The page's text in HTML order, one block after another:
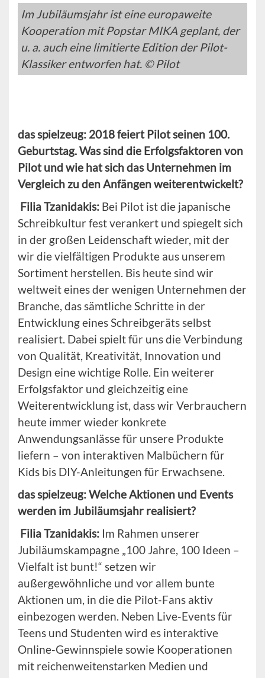
Im Jubiläumsjahr ist eine europaweite
Kooperation mit Popstar MIKA geplant, der
u. a. auch eine limitierte Edition der Pilot-
Klassiker entworfen hat. © Pilot
das spielzeug: 2018 feiert Pilot seinen 100.
Geburtstag. Was sind die Erfolgsfaktoren von
Pilot und wie hat sich das Unternehmen im
Vergleich zu den Anfängen weiterentwickelt?
FiliaTzanidakis: Bei Pilot ist die japanische
Schreibkultur fest verankert und spiegelt sich
in der großen Leidenschaft wieder, mit der
wir die vielfältigen Produkte aus unserem
Sortiment herstellen. Bis heute sind wir
weltweit eines der wenigen Unternehmen der
Branche, das sämtliche Schritte in der
Entwicklung eines Schreibgeräts selbst
realisiert. Dabei spielt für uns die Verbindung
von Qualität, Kreativität, Innovation und
Design eine wichtige Rolle. Ein weiterer
Erfolgsfaktor und gleichzeitig eine
Weiterentwicklung ist, dass wir Verbrauchern
heute immer wieder konkrete
Anwendungsanlässe für unsere Produkte
liefern – von interaktiven Malbüchern für
Kids bis DIY-Anleitungen für Erwachsene.
das spielzeug: Welche Aktionen und Events
werden im Jubiläumsjahr realisiert?
FiliaTzanidakis: Im Rahmen unserer
Jubiläumskampagne „100 Jahre, 100 Ideen –
Vielfalt ist bunt!“ setzen wir
außergewöhnliche und vor allem bunte
Aktionen um, in die die Pilot-Fans aktiv
einbezogen werden. Neben Live-Events für
Teens und Studenten wird es interaktive
Online-Gewinnspiele sowie Kooperationen
mit reichenweitenstarken Medien und